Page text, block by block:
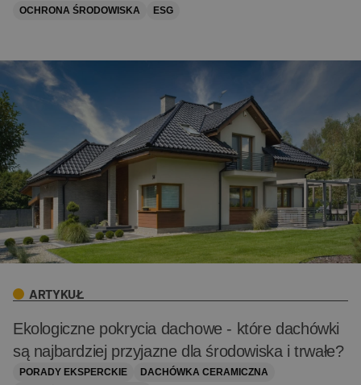
OCHRONA ŚRODOWISKA ESG
ARTYKUŁ
Ekologiczne pokrycia dachowe - które dachówki
są najbardziej przyjazne dla środowiska i trwałe?
PORADY EKSPERCKIE
DACHÓWKA CERAMICZNA